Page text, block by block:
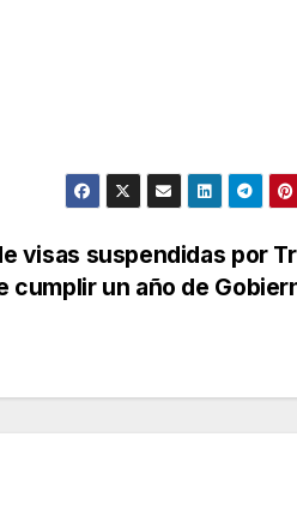
visas suspendidas por
cumplir un año de